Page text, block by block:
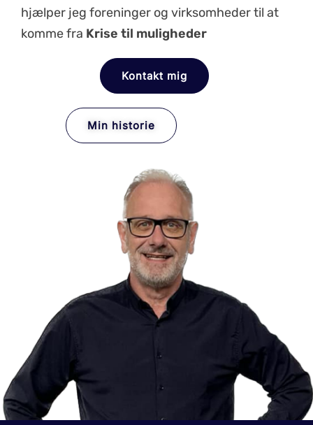
hjælper jeg foreninger og virksomheder til at
komme fra Krise til muligheder
Kontakt mig
Min historie